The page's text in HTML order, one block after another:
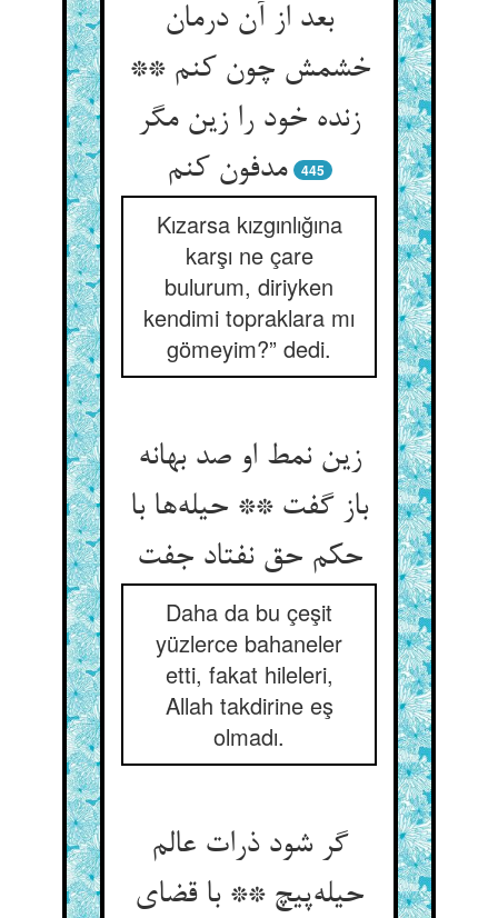
بعد از آن درمان
خشمش چون کنم **
زنده خود را زین مگر
مدفون کنم
445
Kızarsa kızgınlığına
karşı ne çare
bulurum, diriyken
kendimi topraklara mı
gömeyim?” dedi.
زین نمط او صد بهانه
باز گفت ** حیله‌ها با
حکم حق نفتاد جفت
Daha da bu çeşit
yüzlerce bahaneler
etti, fakat hileleri,
Allah takdirine eş
olmadı.
گر شود ذرات عالم
حیله‌پیچ ** با قضای